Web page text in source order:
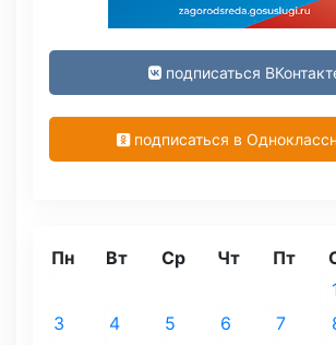
подписаться
подписаться в
Пн Вт Ср Чт Пт
3
4 5 6 7